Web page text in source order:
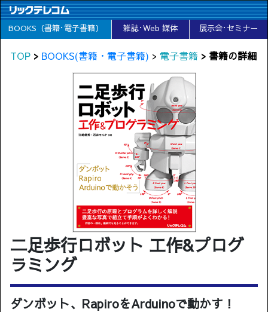
BOOKS（書籍･電子書籍） 雑誌･Web 媒体 展示会･セミナー
TOP > BOOKS(書籍・電子書籍) > 電子書籍 > 書籍の詳細
二足歩行ロボット 工作&プログ
ラミング
ダンボット、RapiroをArduinoで動かす！